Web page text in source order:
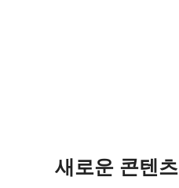
새로운 콘텐츠